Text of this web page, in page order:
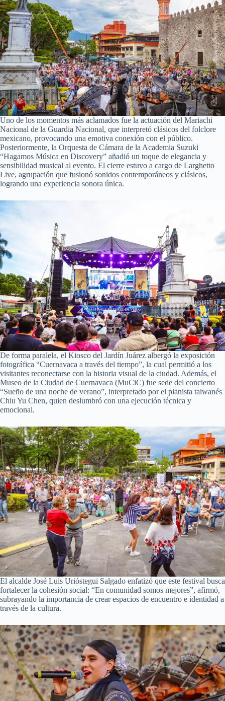
Uno de los momentos más aclamados fue la actuación del Mariachi
Nacional de la Guardia Nacional, que interpretó clásicos del folclore
mexicano, provocando una emotiva conexión con el público.
Posteriormente, la Orquesta de Cámara de la Academia Suzuki
“Hagamos Música en Discovery” añadió un toque de elegancia y
sensibilidad musical al evento. El cierre estuvo a cargo de Larghetto
Live, agrupación que fusionó sonidos contemporáneos y clásicos,
logrando una experiencia sonora única.
De forma paralela, el Kiosco del Jardín Juárez albergó la exposición
fotográfica “Cuernavaca a través del tiempo”, la cual permitió a los
visitantes reconectarse con la historia visual de la ciudad. Además, el
Museo de la Ciudad de Cuernavaca (MuCiC) fue sede del concierto
“Sueño de una noche de verano”, interpretado por el pianista taiwanés
Chiu Yu Chen, quien deslumbró con una ejecución técnica y
emocional.
El alcalde José Luis Urióstegui Salgado enfatizó que este festival busca
fortalecer la cohesión social: “En comunidad somos mejores”, afirmó,
subrayando la importancia de crear espacios de encuentro e identidad a
través de la cultura.